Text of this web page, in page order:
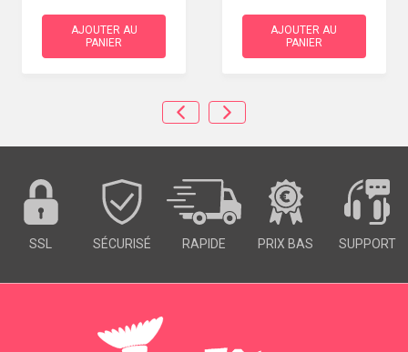
AJOUTER AU
PANIER
AJOUTER AU
PANIER
SSL SÉCURISÉ RAPIDE PRIX BAS SUPPORT